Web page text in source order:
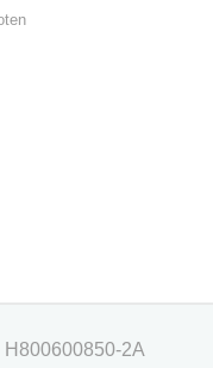
H800600850-2A